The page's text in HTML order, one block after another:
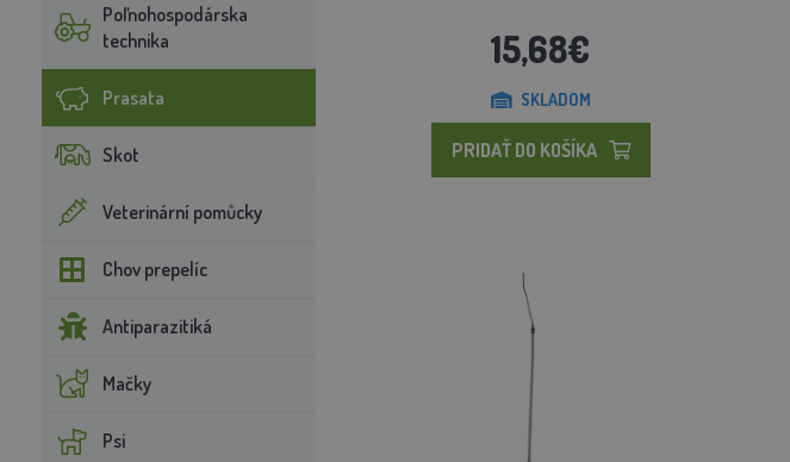
Poľnohospodárska
technika
Prasata
Skot
Veterinární pomůcky
Chov prepelíc
Antiparazitiká
Mačky
Psi
15,68€
SKLADOM
PRIDAŤ DO KOŠÍKA